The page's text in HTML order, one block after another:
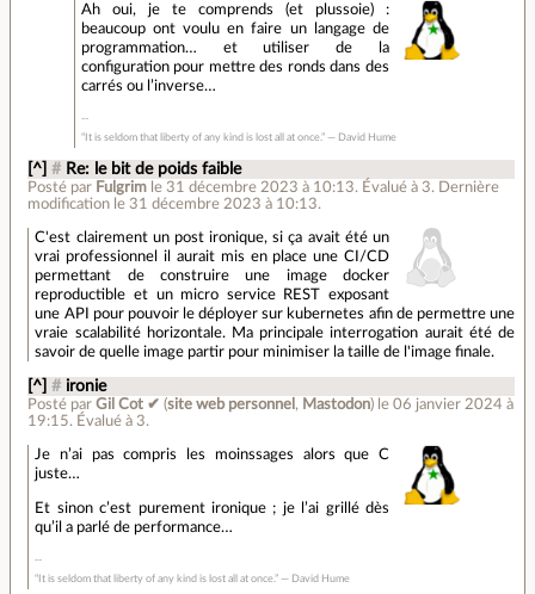
Ah oui, je te comprends (et plussoie) :
beaucoup ont voulu en faire un langage de
programmation… et utiliser de la
configuration pour mettre des ronds dans des
carrés ou l’inverse…
“It is seldom that liberty of any kind is lost all at once.” ― David Hume
[^] # Re: le bit de poids faible
Posté par Fulgrim le 31 décembre 2023 à 10:13. Évalué à 3. Dernière
modification le 31 décembre 2023 à 10:13.
C'est clairement un post ironique, si ça avait été un
vrai professionnel il aurait mis en place une CI/CD
permettant de construire une image docker
reproductible et un micro service REST exposant
une API pour pouvoir le déployer sur kubernetes afin de permettre une
vraie scalabilité horizontale. Ma principale interrogation aurait été de
savoir de quelle image partir pour minimiser la taille de l'image finale.
[^] # ironie
Posté parGil Cot ✔ (site web personnel , Mastodon) le 06 janvier 2024 à
19:15. Évalué à 3.
Je n’ai pas compris les moinssages alors que C
juste…
Et sinon c’est purement ironique ; je l’ai grillé dès
qu’il a parlé de performance…
“It is seldom that liberty of any kind is lost all at once.” ― David Hume